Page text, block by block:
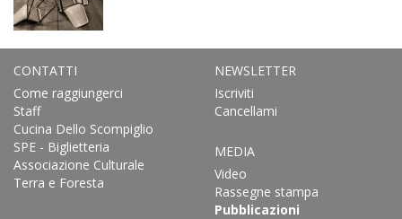
CONTATTI
Come raggiungerci
Staff
Cucina Dello Scompiglio
SPE - Biglietteria
Associazione Culturale
Terra e Foresta
NEWSLETTER
Iscriviti
Cancellami
MEDIA
Video
Rassegne stampa
Pubblicazioni